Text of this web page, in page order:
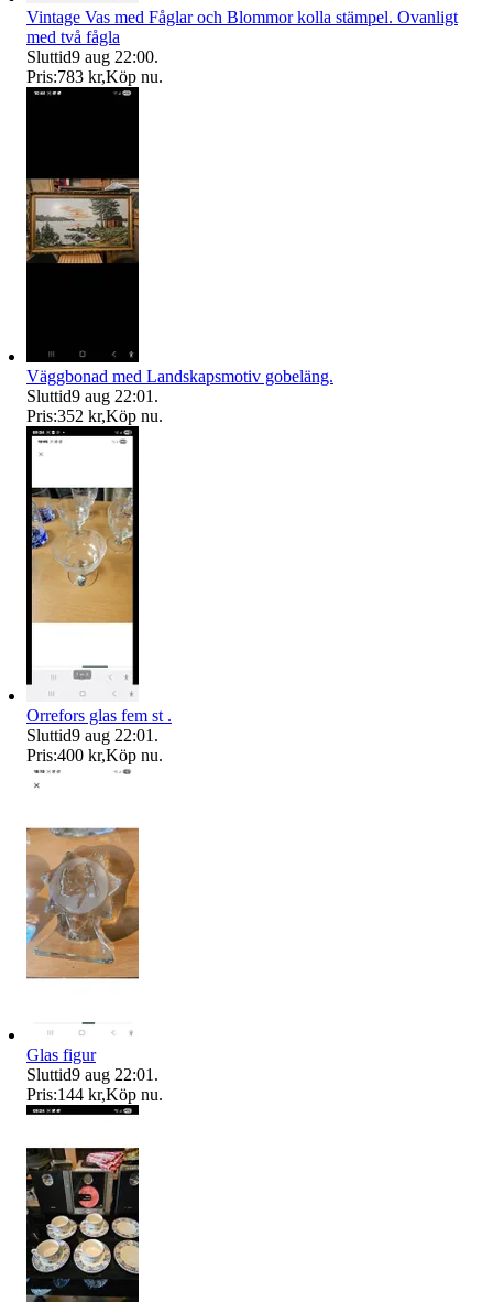
Vintage Vas med Fåglar och Blommor kolla stämpel. Ovanligt
med två fågla
Sluttid9 aug 22:00.
Pris:783 kr,Köp nu.
Väggbonad med Landskapsmotiv gobeläng.
Sluttid9 aug 22:01 .
Pris:352 kr,Köp nu.
Orrefors glas fem st .
Sluttid9 aug 22:01 .
Pris:400 kr,Köp nu.
Glas figur
Sluttid9 aug 22:01 .
Pris:144 kr,Köp nu.